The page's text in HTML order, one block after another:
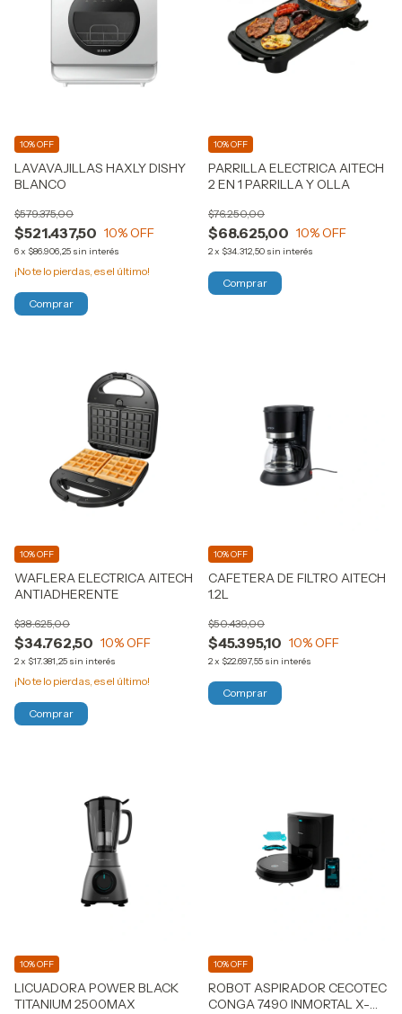
LAVAVAJILLAS HAXLY DISHY
BLANCO
$521.437,50
$579.375,00
10% OFF
6x $86.906,25 sin interés
10% OFF
¡No te lo pierdas, es el último!
PARRILLA ELECTRICA AITECH
2 EN 1 PARRILLA Y OLLA
$68.625,00
$76.250,00
10% OFF
2x $34.312,50 sin interés
10% OFF
WAFLERA ELECTRICA AITECH
ANTIADHERENTE
$34.762,50
$38.625,00
10% OFF
2x $17.381,25 sin interés
10% OFF
¡No te lo pierdas, es el último!
CAFETERA DE FILTRO AITECH
1.2L
$45.395,10
$50.439,00
10% OFF
2x $22.697,55 sin interés
10% OFF
LICUADORA POWER BLACK
TITANIUM 2500MAX
10% OFF
ROBOT ASPIRADOR CECOTEC
CONGA 7490 INMORTAL X-
10% OFF